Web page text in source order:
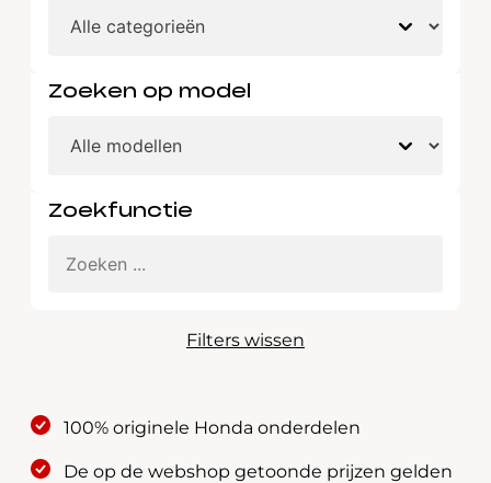
Zoeken op model
Zoekfunctie
Filters wissen
100% originele Honda onderdelen
De op de webshop getoonde prijzen gelden